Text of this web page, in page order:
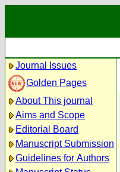
Journal Issues
Golden Pages
About This journal
Aims and Scope
Editorial Board
Manuscript Submission
Guidelines for Authors